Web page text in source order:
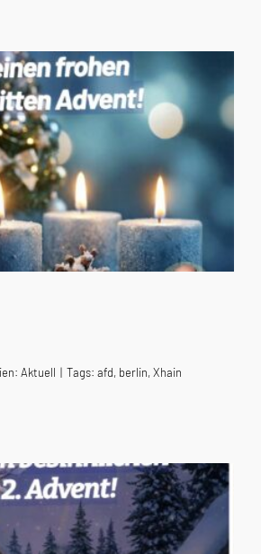
Aktuell | Tags: afd, berlin,Xhain